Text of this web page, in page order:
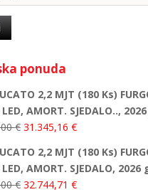
ponuda
2,2 MJT (180 Ks)
AMORT. SJEDALO..,
€ 31.345,16 €
2,2 MJT (180 Ks)
AMORT. SJEDALO, 2026
€ 32.744,71 €